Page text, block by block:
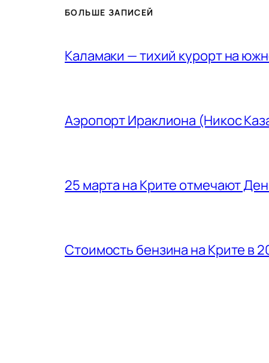
БОЛЬШЕ ЗАПИСЕЙ
Каламаки — тихий курорт на
Аэропорт Ираклиона (Никос
25 марта на Крите отмечают
Стоимость бензина на Крите в